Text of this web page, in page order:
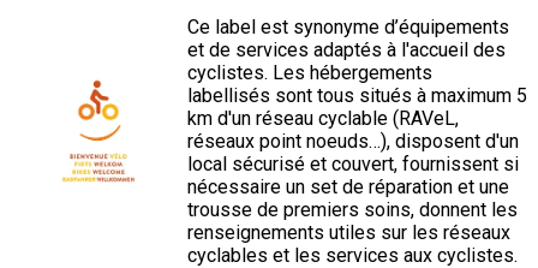
Ce label est synonyme d’équipements
et de services adaptés à l'accueil des
cyclistes. Les hébergements
labellisés sont tous situés à maximum 5
km d'un réseau cyclable (RAVeL,
réseaux point noeuds…), disposent d'un
local sécurisé et couvert, fournissent si
nécessaire un set de réparation et une
trousse de premiers soins, donnent les
renseignements utiles sur les réseaux
cyclables et les services aux cyclistes.